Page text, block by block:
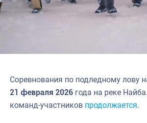
Соревнования по подледному лову
21 февраля 2026 года на реке
команд-участников продолжается.